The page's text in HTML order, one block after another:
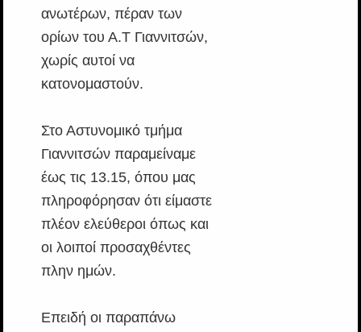
ανωτέρων, πέραν των
ορίων του Α.Τ Γιαννιτσών,
χωρίς αυτοί να
κατονομαστούν.
Στο Αστυνομικό τμήμα
Γιαννιτσών παραμείναμε
έως τις 13.15, όπου μας
πληροφόρησαν ότι είμαστε
πλέον ελεύθεροι όπως και
οι λοιποί προσαχθέντες
πλην ημών.
Επειδή οι παραπάνω